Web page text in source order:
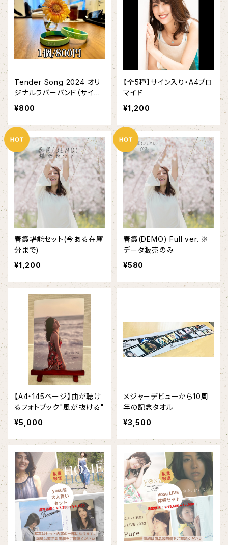
Tender Song 2024 オリ
ジナルラバーバンド（サイン
も入れられます）
¥800
【全5種】サイン入り・A4ブロ
マイド
¥1,200
春霞堪能セット(今ある在庫
分まで)
¥1,200
春霞(DEMO) Full ver. ※
データ販売のみ
¥580
【A4・145ページ】曲が聴け
るフォトブック"風が抜ける"
¥5,000
メジャーデビューから10周
年の記念タオル
¥3,500